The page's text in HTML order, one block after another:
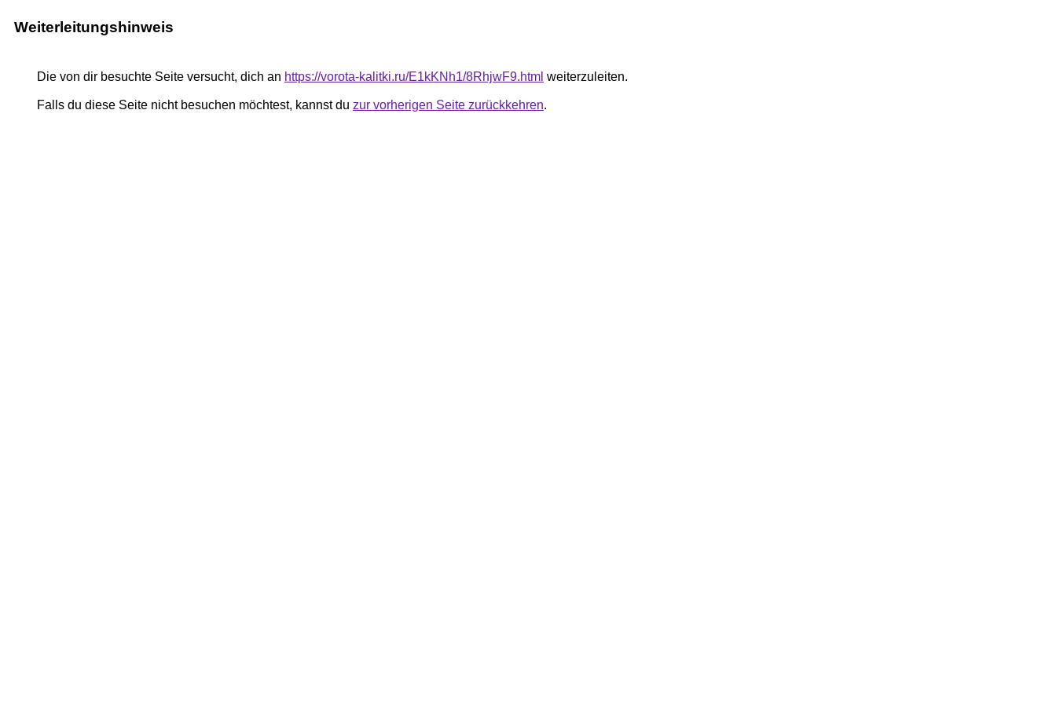
Weiterleitungshinweis
Die von dir besuchte Seite versucht, dich an https://vorota-kalitki.ru/E1kKNh1/8RhjwF9.html weiterzuleiten.
Falls du diese Seite nicht besuchen möchtest, kannst du zur vorherigen Seite zurückkehren.